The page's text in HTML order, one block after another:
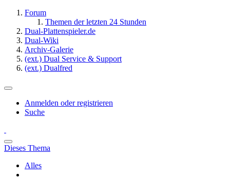
Forum
Themen der letzten 24 Stunden
Dual-Plattenspieler.de
Dual-Wiki
Archiv-Galerie
(ext.) Dual Service & Support
(ext.) Dualfred
Anmelden oder registrieren
Suche
Dieses Thema
Alles